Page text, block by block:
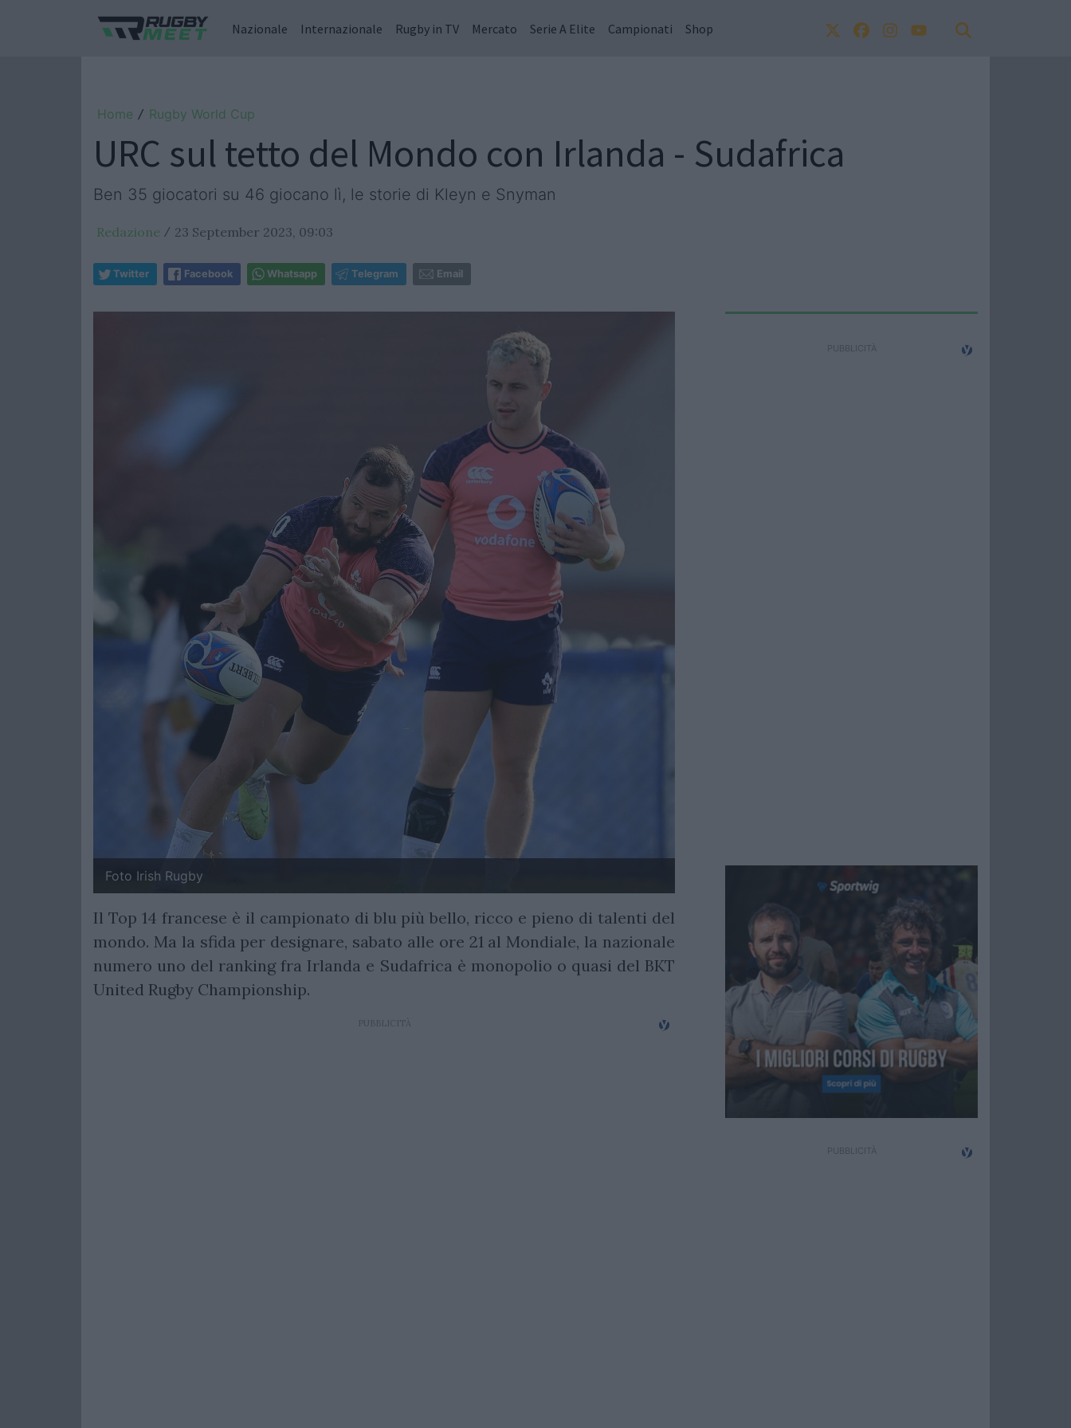
Nazionale Internazionale Rugby in TV Mercato Serie A Elite Campionati Shop
Home / Rugby World Cup
URC sul tetto del Mondo con Irlanda - Sudafrica
Ben 35 giocatori su 46 giocano lì, le storie di Kleyn e Snyman
Redazione / 23 September 2023, 09:03
Twitter Facebook Whatsapp Telegram Email
Foto Irish Rugby
Il Top 14 francese è il campionato di blu più bello, ricco e pieno di talenti del
mondo. Ma la sfida per designare, sabato alle ore 21 al Mondiale, la nazionale
numero uno del ranking fra Irlanda e Sudafrica è monopolio o quasi del BKT
United Rugby Championship.